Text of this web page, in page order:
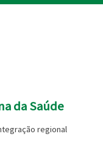
da Saúde
regional